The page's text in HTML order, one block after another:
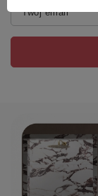
Twój email